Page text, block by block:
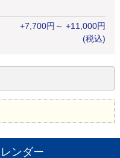
+7,700円 ～ +11,000円
(税込)
ンダー